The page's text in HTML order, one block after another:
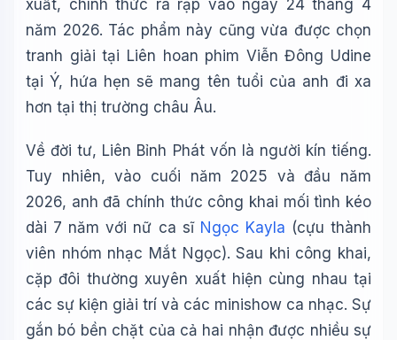
xuất, chính thức ra rạp vào ngày 24 tháng 4
năm 2026. Tác phẩm này cũng vừa được chọn
tranh giải tại Liên hoan phim Viễn Đông Udine
tại Ý, hứa hẹn sẽ mang tên tuổi của anh đi xa
hơn tại thị trường châu Âu.
Về đời tư, Liên Bỉnh Phát vốn là người kín tiếng.
Tuy nhiên, vào cuối năm 2025 và đầu năm
2026, anh đã chính thức công khai mối tình kéo
dài 7 năm với nữ ca sĩ Ngọc Kayla (cựu thành
viên nhóm nhạc Mắt Ngọc). Sau khi công khai,
cặp đôi thường xuyên xuất hiện cùng nhau tại
các sự kiện giải trí và các minishow ca nhạc. Sự
gắn bó bền chặt của cả hai nhận được nhiều sự